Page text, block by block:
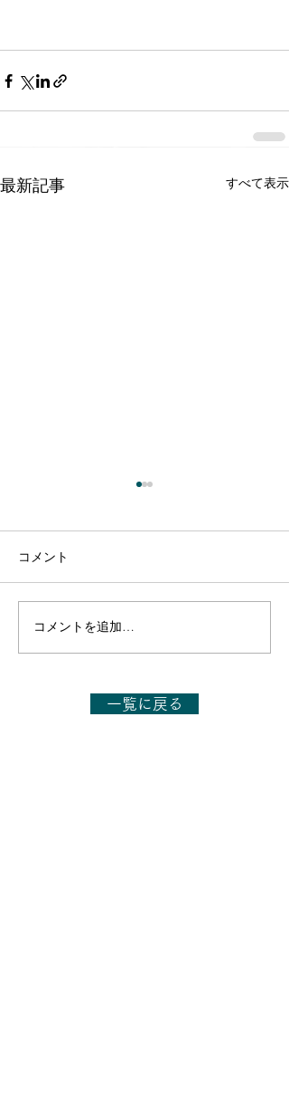
最新記事 すべて表示
【出演のお知らせ】日本
テレビ「1億人の大質問!?
日(土)19:56～21:54
コメント
コメントを追加…
一覧に戻る